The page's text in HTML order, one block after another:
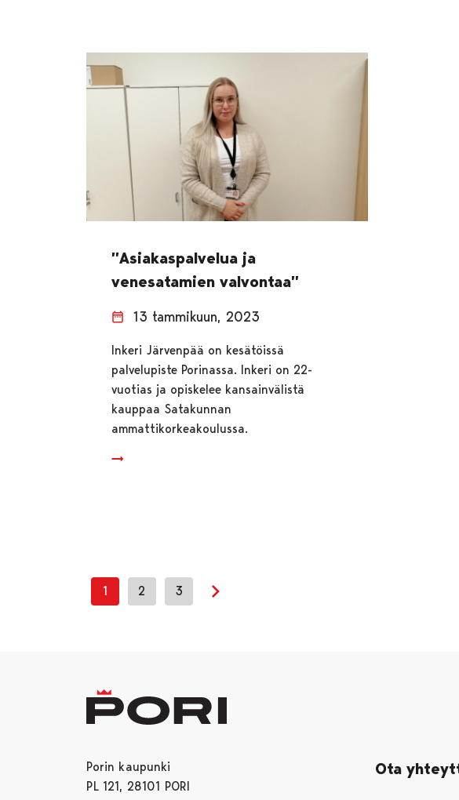
”Asiakaspalvelua ja
venesatamien valvontaa”
13 tammikuun, 2023
Inkeri Järvenpää on kesätöissä
palvelupiste Porinassa. Inkeri on 22-
vuotias ja opiskelee kansainvälistä
kauppaa Satakunnan
ammattikorkeakoulussa.
1 2 3
Seuraava sivu
Porin kaupunki
PL 121, 28101 PORI
Ota